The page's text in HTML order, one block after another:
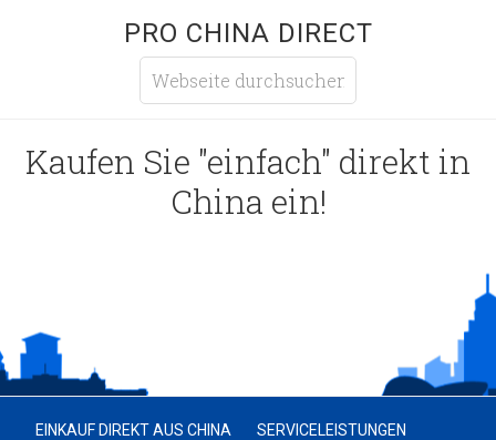
PRO CHINA DIRECT
Kaufen Sie "einfach" direkt in
China ein!
EINKAUF DIREKT AUS CHINA SERVICELEISTUNGEN